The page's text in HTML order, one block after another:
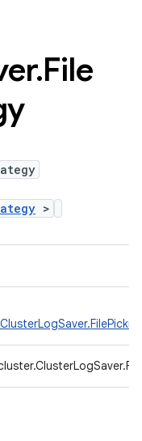
.File
>